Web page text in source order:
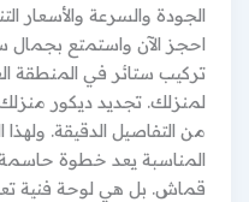
الجودة والسرعة والأسعار
احجز الآن واستمتع بجمال
تركيب ستائر في المنطقة
لمنزلك. تجديد ديكور
من التفاصيل الدقيقة. ولهذا
المناسبة يعد خطوة
قماش. بل هي لوحة فنية